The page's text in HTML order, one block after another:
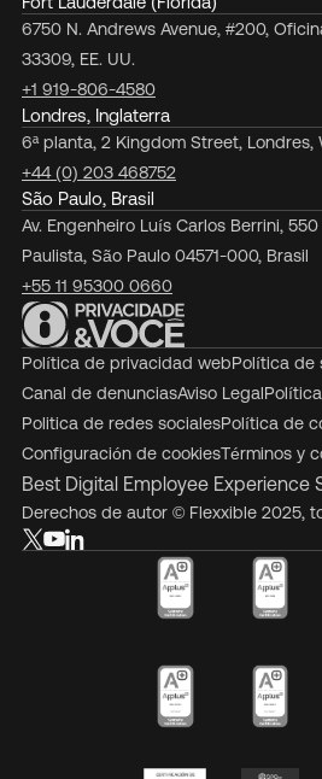
6750 N. Andrews Avenue, #200,
33309, EE. UU.
+1 919-806-4580
Londres, Inglaterra
6ª planta, 2 Kingdom Street, Londres,
+44 (0) 203 468752
São Paulo, Brasil
Av. Engenheiro Luís Carlos Berrini,
Paulista, São Paulo 04571-000, Brasil
+55 11 95300 0660
Política de privacidad webPolítica de
Canal de denunciasAviso Legal
Politica de redes socialesPolítica de
Configuración de cookiesTérminos y
Best Digital Employee Experience
Derechos de autor © Flexxible 2025,